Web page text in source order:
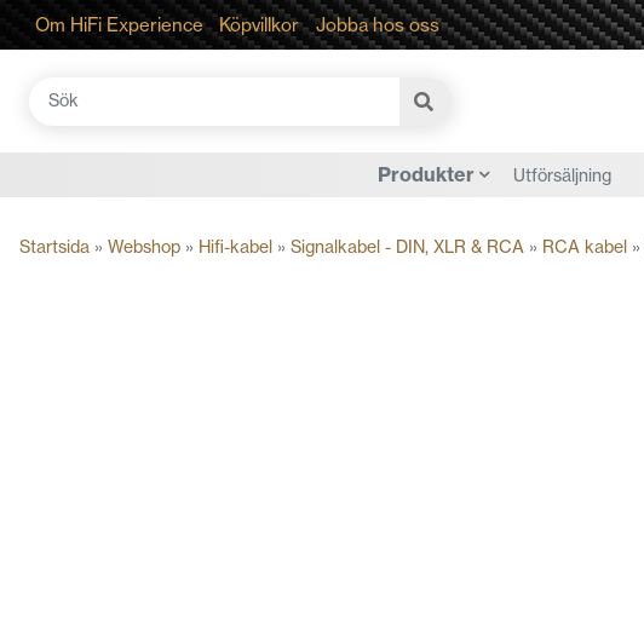
Om HiFi Experience Köpvillkor Jobba hos oss
Sök
Produkter Utförsäljning
Startsida » Webshop » Hifi-kabel » Signalkabel - DIN, XLR & RCA » RCA kabel »